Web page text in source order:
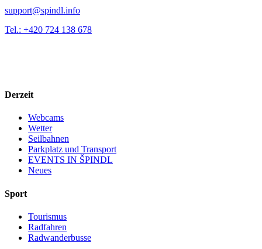
support@spindl.info
Tel.: +420 724 138 678
Derzeit
Webcams
Wetter
Seilbahnen
Parkplatz und Transport
EVENTS IN ŠPINDL
Neues
Sport
Tourismus
Radfahren
Radwanderbusse